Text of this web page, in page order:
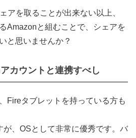
アを取ることが出来ない以上、
Amazonと組むことで、シェアを
と思いませんか？
カウントと連携すべし
Fireタブレットを持っている方も
が、OSとして非常に優秀です。バ